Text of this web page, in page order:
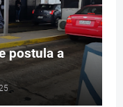
postula a